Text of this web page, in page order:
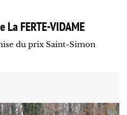
La FERTE-VIDAME
du prix Saint-Simon